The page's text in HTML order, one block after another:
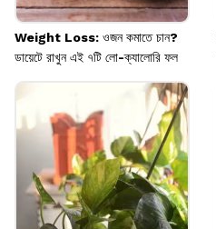
Weight Loss: ওজন কমাতে চান?
ডায়েটে রাখুন এই ৭টি লো-ক্যালোরি ফল